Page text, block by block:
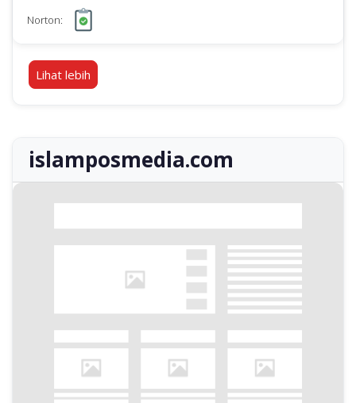
Norton:
Lihat lebih
islamposmedia.com